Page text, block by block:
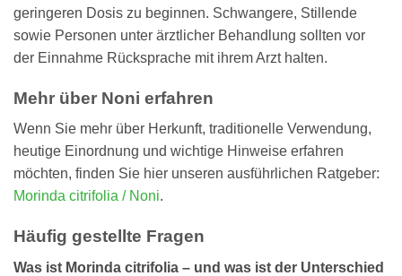
geringeren Dosis zu beginnen. Schwangere, Stillende
sowie Personen unter ärztlicher Behandlung sollten vor
der Einnahme Rücksprache mit ihrem Arzt halten.
Mehr über Noni erfahren
Wenn Sie mehr über Herkunft, traditionelle Verwendung,
heutige Einordnung und wichtige Hinweise erfahren
möchten, finden Sie hier unseren ausführlichen Ratgeber:
Morinda citrifolia / Noni.
Häufig gestellte Fragen
Was ist Morinda citrifolia – und was ist der Unterschied